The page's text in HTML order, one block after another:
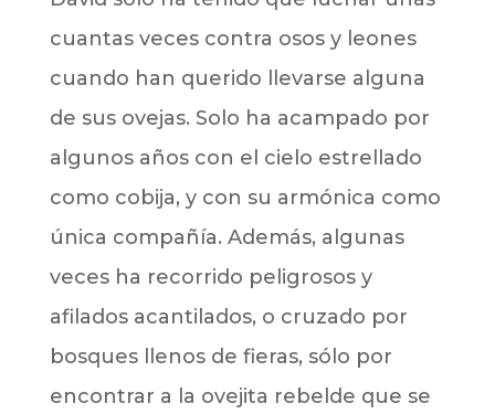
cuantas veces contra osos y leones
cuando han querido llevarse alguna
de sus ovejas. Solo ha acampado por
algunos años con el cielo estrellado
como cobija, y con su armónica como
única compañía. Además, algunas
veces ha recorrido peligrosos y
afilados acantilados, o cruzado por
bosques llenos de fieras, sólo por
encontrar a la ovejita rebelde que se